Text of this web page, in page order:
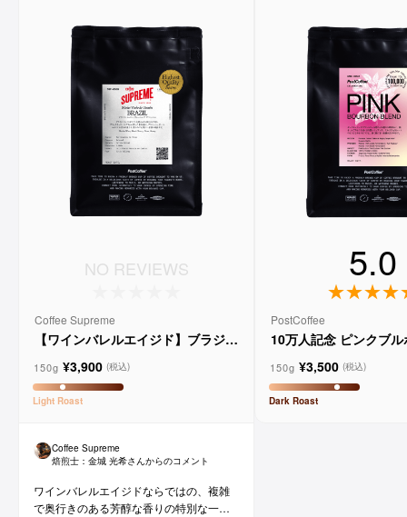
NO REVIEWS
Coffee Supreme
【ワインバレルエイジド】ブラジル
ョ
150g ¥3,900 (税込)
Light Roast
Coffee Supreme
焙煎士： 金城 光希さんからのコメント
ワインバレルエイジドならではの、複雑
で奥行きのある芳醇な香りの特別な一杯
5.0
PostCoffee
10万人記念 ピンクブ
150g ¥3,500 (税込)
Dark Roast